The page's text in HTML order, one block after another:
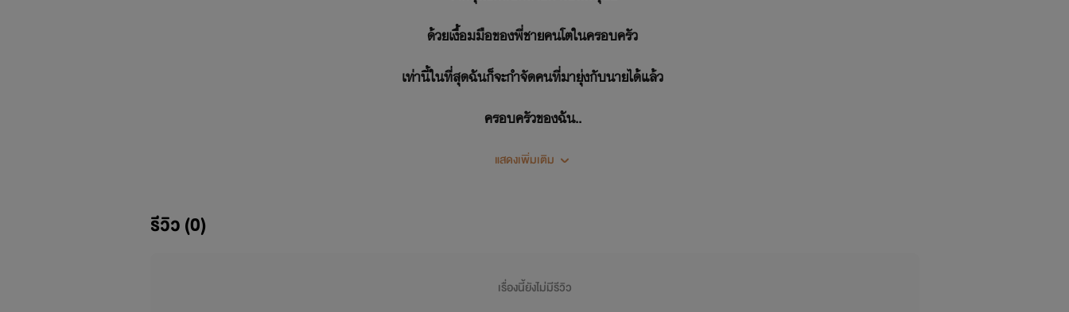
ด้วยเงื้อมมือของพี่ชายคนโตในครอบครัว
เท่านี้ในที่สุดฉันก็จะกำจัดคนที่มายุ่งกับนายได้แล้ว
ครอบครัวของฉัน..
ที่รักของฉัน
แสดงเพิ่มเติม
รีวิว (0)
เรื่องนี้ยังไม่มีรีวิว